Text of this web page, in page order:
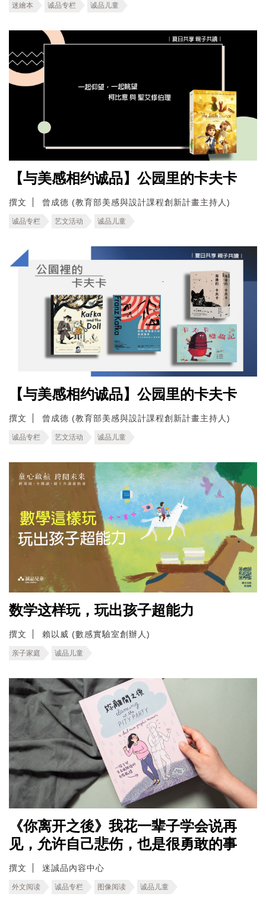
迷繪本 诚品专栏 诚品儿童
【与美感相约诚品】公园里的卡夫卡
撰文 曾成德 (教育部美感與設計課程創新計畫主持人)
诚品专栏 艺文活动 诚品儿童
【与美感相约诚品】公园里的卡夫卡
撰文 曾成德 (教育部美感與設計課程創新計畫主持人)
诚品专栏 艺文活动 诚品儿童
数学这样玩，玩出孩子超能力
撰文 賴以威 (數感實驗室創辦人)
亲子家庭 诚品儿童
《你离开之後》我花一辈子学会说再
见，允许自己悲伤，也是很勇敢的事
撰文 迷誠品內容中心
外文阅读 诚品专栏 图像阅读 诚品儿童